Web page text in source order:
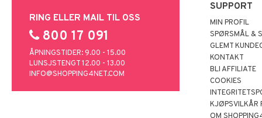
RING ELLER MAIL TIL OSS
800 17 091
ÅPNINGSTIDER: 9.00 - 15.00
LUNSJSTENGT 12.00 - 13.00
INFO@SHOPPING4NET.COM
SUPPORT
MIN PROFIL
SPØRSMÅL &
GLEMT
KONTAKT
BLI AFFILIATE
COOKIES
KJØPSVILKÅR